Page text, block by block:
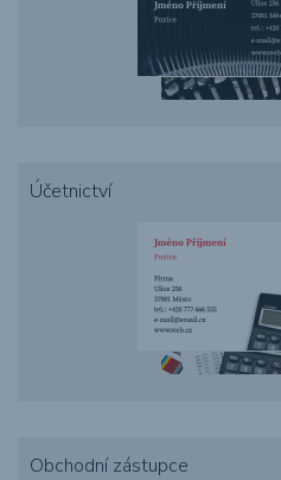
Účetnictví
Obchodní zástupce